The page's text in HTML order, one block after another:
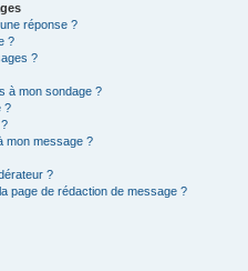
réponse ?
?
?
à mon sondage ?
?
mon message ?
?
page de rédaction de message ?